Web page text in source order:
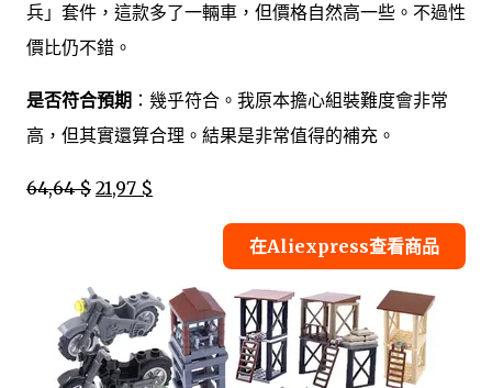
兵」套件，這款多了一輛車，但價格自然高一些。不過性
價比仍不錯。
是否符合預期 ：幾乎符合。我原本擔心組裝難度會非常
高，但其實還算合理。結果是非常值得的補充。
64,64 $ 21,97 $
在Aliexpress查看商品